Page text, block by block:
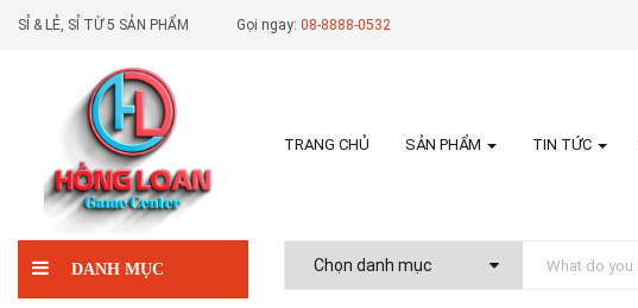
SỈ & LẺ, SỈ TỪ 5 SẢN PHẨM Gọi ngay: 08-8888-0532
TRANG CHỦ SẢN PHẨM TIN TỨC
DANH MỤC